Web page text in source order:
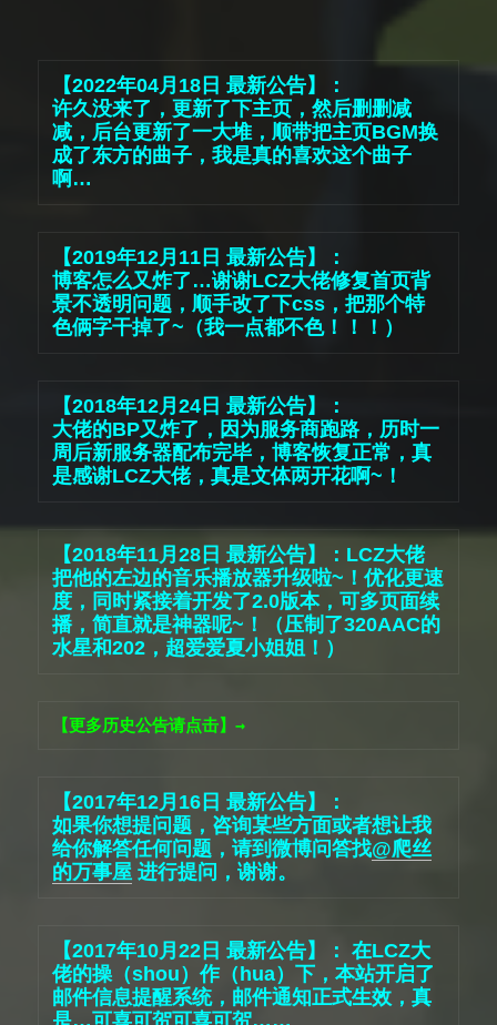
【2022年04月18日 最新公告】：
许久没来了，更新了下主页，然后删删减
减，后台更新了一大堆，顺带把主页BGM换
成了东方的曲子，我是真的喜欢这个曲子
啊…
【2019年12月11日 最新公告】：
博客怎么又炸了…谢谢LCZ大佬修复首页背
景不透明问题，顺手改了下css，把那个特
色俩字干掉了~（我一点都不色！！！）
【2018年12月24日 最新公告】：
大佬的BP又炸了，因为服务商跑路，历时一
周后新服务器配布完毕，博客恢复正常，真
是感谢LCZ大佬，真是文体两开花啊~！
【2018年11月28日 最新公告】：LCZ大佬
把他的左边的音乐播放器升级啦~！优化更速
度，同时紧接着开发了2.0版本，可多页面续
播，简直就是神器呢~！（压制了320AAC的
水星和202，超爱爱夏小姐姐！）
【更多历史公告请点击】→
【2017年12月16日 最新公告】：
如果你想提问题，咨询某些方面或者想让我
给你解答任何问题，请到微博问答找@爬丝
的万事屋 进行提问，谢谢。
【2017年10月22日 最新公告】： 在LCZ大
佬的操（shou）作（hua）下，本站开启了
邮件信息提醒系统，邮件通知正式生效，真
是…可喜可贺可喜可贺……